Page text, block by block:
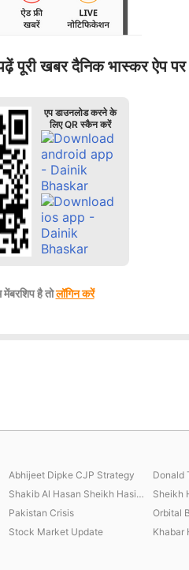
पूरी खबर दैनिक भास्कर ऐप पर
एप डाउनलोड करने के
लिए QR स्कैन करें
मेंबरशिप है तोलॉगिन करें
Abhijeet Dipke CJP Strategy Donald
Shakib Al Hasan Sheikh Hasina
Pakistan Crisis Orbital
Stock Market Update Khabar